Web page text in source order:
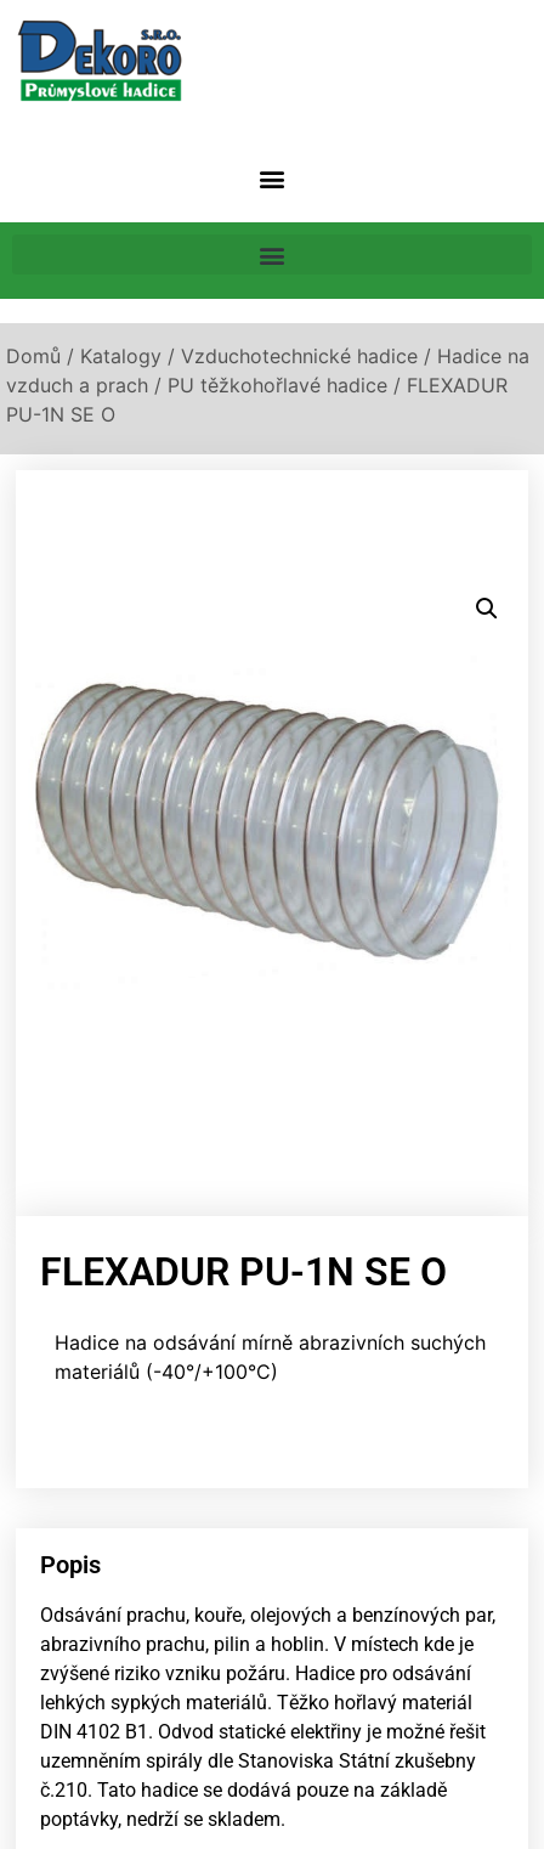
Domů / Katalogy / Vzduchotechnické hadice / Hadice na
vzduch a prach / PU těžkohořlavé hadice / FLEXADUR
PU-1N SE O
FLEXADUR PU-1N SE O
Hadice na odsávání mírně abrazivních suchých
materiálů (-40°/+100°C)
Popis
Odsávání prachu, kouře, olejových a benzínových par,
abrazivního prachu, pilin a hoblin. V místech kde je
zvýšené riziko vzniku požáru. Hadice pro odsávání
lehkých sypkých materiálů. Těžko hořlavý materiál
DIN 4102 B1. Odvod statické elektřiny je možné řešit
uzemněním spirály dle Stanoviska Státní zkušebny
č.210. Tato hadice se dodává pouze na základě
poptávky, nedrží se skladem.